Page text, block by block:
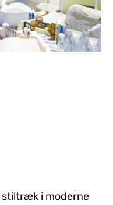
stiltræk i moderne